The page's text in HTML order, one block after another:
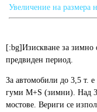
Увеличение на размера
[:bg]Изискване за зимно
предвиден период.
За автомобили до 3,5 т.
гуми M+S (зимни). Над
мостове. Вериги се